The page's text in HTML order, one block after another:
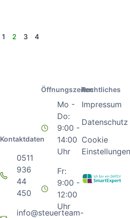
1 2 3 4
Kontaktdaten
0511
936
44
450
info@steuerteam-
Öffnungszeiten
Mo -
Do:
9:00 -
14:00
Uhr
Fr:
9:00 -
12:00
Uhr
Rechtliches
Impressum
Datenschutz
Cookie
Einstellungen